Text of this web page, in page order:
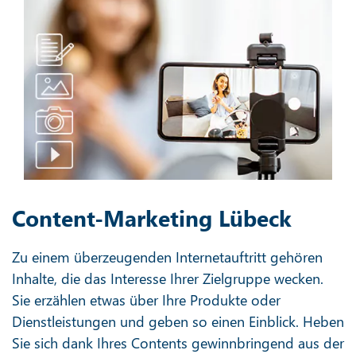
Content-Marketing Lübeck
Zu einem überzeugenden Internetauftritt gehören
Inhalte, die das Interesse Ihrer Zielgruppe wecken.
Sie erzählen etwas über Ihre Produkte oder
Dienstleistungen und geben so einen Einblick. Heben
Sie sich dank Ihres Contents gewinnbringend aus der